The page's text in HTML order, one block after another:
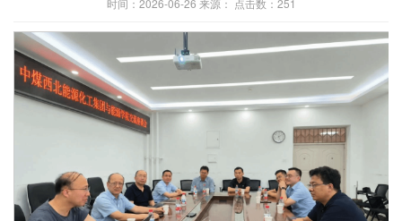
时间：2026-06-26 来源： 点击数： 251